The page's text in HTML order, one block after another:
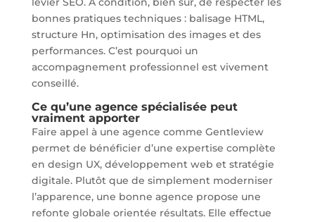
bonnes pratiques techniques : balisage HTML,
structure Hn, optimisation des images et des
performances. C’est pourquoi un
accompagnement professionnel est vivement
conseillé.
Ce qu’une agence spécialisée peut
vraiment apporter
Faire appel à une agence comme Gentleview
permet de bénéficier d’une expertise complète
en design UX, développement web et stratégie
digitale. Plutôt que de simplement moderniser
l’apparence, une bonne agence propose une
refonte globale orientée résultats. Elle effectue